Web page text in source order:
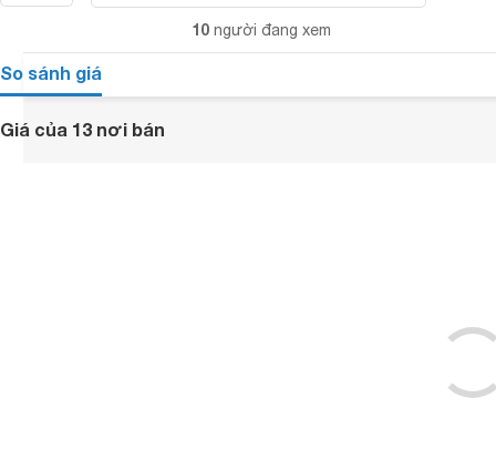
10 người đang xem
So sánh giá
Giá của 13 nơi bán